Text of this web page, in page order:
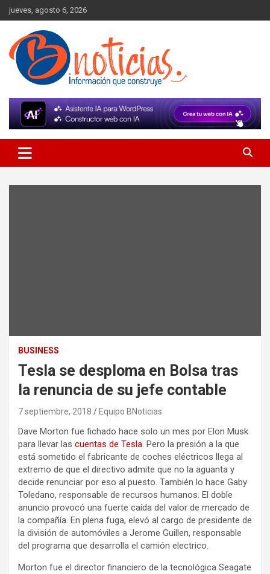
Skip
to
content
jueves, agosto 6, 2026
BNoticias
BUSINESS
Tesla se desploma en Bolsa tras
la renuncia de su jefe contable
7 septiembre, 2018 Equipo BNoticias
Dave Morton fue fichado hace solo un mes por Elon Musk
para llevar las cuentas de Tesla. Pero la presión a la que
está sometido el fabricante de coches eléctricos llega al
extremo de que el directivo admite que no la aguanta y
decide renunciar por eso al puesto. También lo hace Gaby
Toledano, responsable de recursos humanos. El doble
anuncio provocó una fuerte caída del valor de mercado de
la compañía. En plena fuga, elevó al cargo de presidente de
la división de automóviles a Jerome Guillen, responsable
del programa que desarrolla el camión electrico.
Morton fue el director financiero de la tecnológica Seagate